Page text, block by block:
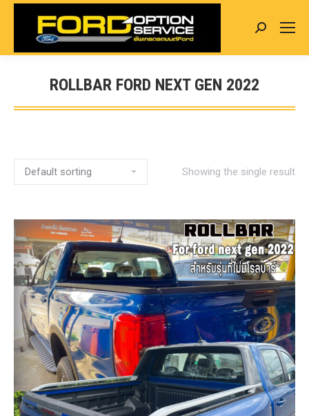
Search:
ROLLBAR FORD NEXT GEN 2022
You are here:
Showing the single result